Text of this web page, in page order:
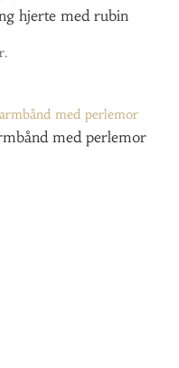
hjerte med rubin
med perlemor